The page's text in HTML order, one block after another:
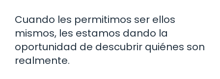
Cuando les permitimos ser ellos
mismos, les estamos dando la
oportunidad de descubrir quiénes son
realmente.